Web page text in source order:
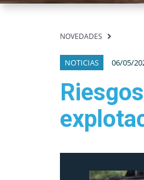
NOVEDADES
NOTICIAS 06/05/